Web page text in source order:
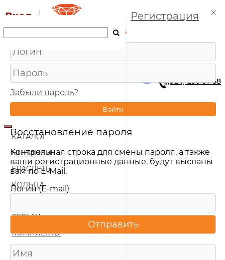
+7 (924) 250-37-58
ВОЙТИ
КАТАЛОГ
НОВИНКИ
БРАСЛЕТЫ
КОЛЬЦА
СЕРЬГИ
КОМПЛЕКТЫ
ПОДВЕСКИ
Вход Регистрация
Забыли пароль?
Войти
Восстановление пароля
Контрольная строка для смены пароля, а также
ваши регистрационные данные, будут высланы
вам по E-Mail.
Логин (E-mail)